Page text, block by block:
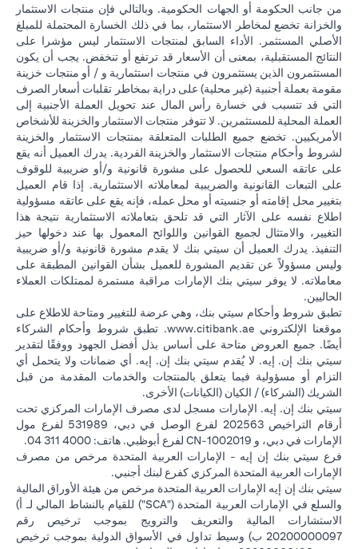
من جانب الحكومة أو الجهات الحكومية. وبالتالي فإن منتجات الاستثمار
والخزانة تخضع لمخاطر الاستثمار، بما في ذلك الخسارة المحتملة للمبلغ
الأصلي المستثمر. الأداء السابق لمنتجات الاستثمار ليس مؤشرا على
النتائج المستقبلية، بمعنى أن الأسعار قد ترتفع أو تنخفض. يجب أن يكون
المستثمرون الذين يستثمرون في منتجات استثمارية و / أو منتجات خزينة
مقومة بعملة أجنبية (غير محلية) على دراية بمخاطر تقلبات أسعار الصرف
التي قد تتسبب في خسارة رأس المال عند تحويل العملة الأجنبية إلى
العملة المحلية للمستثمرين. لا تتوفر منتجات الاستثمار والخزينة للأشخاص
الأمريكيين. تخضع جميع الطلبات المتعلقة بمنتجات الاستثمار والخزينة
لشروط وأحكام منتجات الاستثمار والخزينة الفردية. يدرك العميل أنه يقع
على عاتقه السعي للحصول على مشورة قانونية و/أو ضريبية للوقوف
على التبعات القانونية والضريبية لمعاملاته الاستثمارية. إذا قام العميل
بتغيير محل إقامته أو جنسيته أو محل عمله، فإنه يقع على عاتقه مسؤولية
اطلاع نفسه على الآثار التي قد تلحق بتعاملاته الاستثمارية نتيجة هذا
التغيير، والامتثال لجميع القوانين واللوائح المعمول بها عند دخولها حيز
التنفيذ. يدرك العميل أن سيتي بنك لا يقدم مشورة قانونية و/أو ضريبية
وليس مسؤولاً عن تقديم المشورة للعميل بشأن القوانين المطبقة على
معاملاته. لا يوفر سيتي بنك الإمارات مراقبة مستمرة لممتلكات العملاء
الحاليين.
تطبق شروط وأحكام سيتي بنك، وهي عرضة للتغيير ومتاحة للاطلاع على
موقعنا الإلكتروني www.citibank.ae
(opens in a new tab). تطبق شروط وأحكام الشركاء
أيضًا. جميع العروض متاحة على أساس بذل أفضل الجهود ووفقًا لتقدير
سيتي بنك إن. إيه. لا يُقدم سيتي بنك إن. إيه. أي ضمانات ولا يتحمل أي
التزام أو مسؤولية فيما يتعلق بالمنتجات والخدمات المقدمة من قبل
الشريك (الشركاء) / الكيان (الكيانات) الأخرى.
سيتي بنك إن. إيه. الإمارات مسجل لدى مصرف الإمارات المركزي تحت
أرقام التراخيص 202563 لفرع الوصل في دبي، 531989 لفرع مول
الإمارات في دبي، و CN-1002019 لفرع أبوظبي. هاتف: 4000 311 04.
فرع سيتي بنك إن إيه - الإمارات العربية المتحدة مرخص من مصرف
الإمارات العربية المتحدة المركزي كفرع لبنك أجنبي.
سيتي بنك إن إيه الإمارات العربية المتحدة مرخص من هيئة الأوراق المالية
والسلع في الإمارات العربية المتحدة ("SCA") للقيام بالنشاط المالي لـ أ)
الاستشارات المالية والتعريف والترويج بموجب ترخيص رقم
20200000097 ب) وسيط تداول في الأسواق الدولية بموجب ترخيص